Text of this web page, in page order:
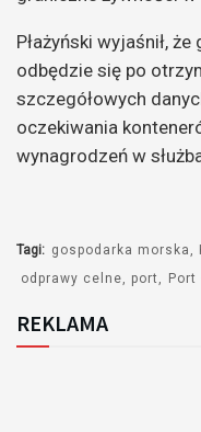
Płażyński wyjaśnił,
odbędzie się po
szczegółowych
oczekiwania
wynagrodzeń w
Tagi: gospodarka morska
odprawy celne
port Port
REKLAMA